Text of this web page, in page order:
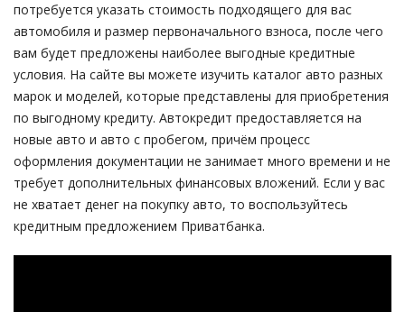
потребуется указать стоимость подходящего для вас
автомобиля и размер первоначального взноса, после чего
вам будет предложены наиболее выгодные кредитные
условия. На сайте вы можете изучить каталог авто разных
марок и моделей, которые представлены для приобретения
по выгодному кредиту. Автокредит предоставляется на
новые авто и авто с пробегом, причём процесс
оформления документации не занимает много времени и не
требует дополнительных финансовых вложений. Если у вас
не хватает денег на покупку авто, то воспользуйтесь
кредитным предложением Приватбанка.